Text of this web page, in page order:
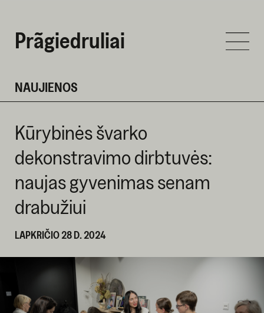
Prãgiedruliai
NAUJIENOS
Kūrybinės švarko
dekonstravimo dirbtuvės:
naujas gyvenimas senam
drabužiui
LAPKRIČIO 28 D. 2024